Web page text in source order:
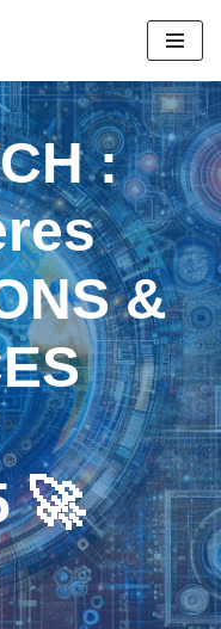
:
&
🚀